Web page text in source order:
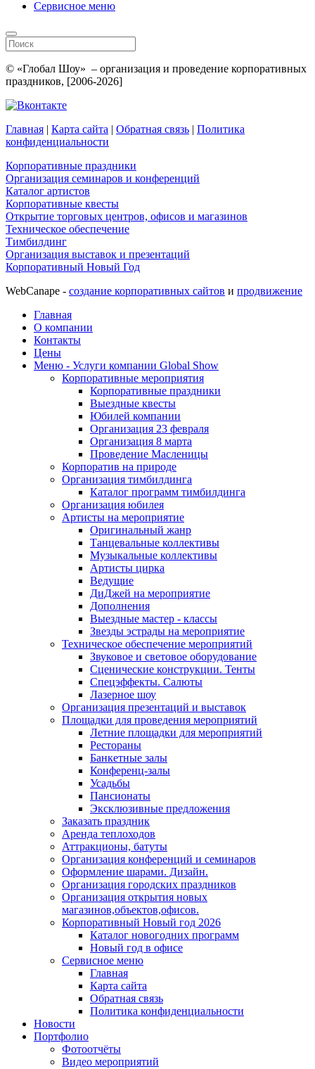
Сервисное меню
© «Глобал Шоу» – организация и проведение корпоративных
праздников, [2006-2026]
Главная | Карта сайта | Обратная связь | Политика
конфиденциальности
Корпоративные праздники
Организация семинаров и конференций
Каталог артистов
Корпоративные квесты
Открытие торговых центров, офисов и магазинов
Техническое обеспечение
Тимбилдинг
Организация выставок и презентаций
Корпоративный Новый Год
WebCanape - создание корпоративных сайтов и продвижение
Главная
О компании
Контакты
Цены
Меню - Услуги компании Global Show
Корпоративные мероприятия
Корпоративные праздники
Выездные квесты
Юбилей компании
Организация 23 февраля
Организация 8 марта
Проведение Масленицы
Корпоратив на природе
Организация тимбилдинга
Каталог программ тимбилдинга
Организация юбилея
Артисты на мероприятие
Оригинальный жанр
Танцевальные коллективы
Музыкальные коллективы
Артисты цирка
Ведущие
ДиДжей на мероприятие
Дополнения
Выездные мастер - классы
Звезды эстрады на мероприятие
Техническое обеспечение мероприятий
Звуковое и световое оборудование
Сценические конструкции. Тенты
Спецэффекты. Салюты
Лазерное шоу
Организация презентаций и выставок
Площадки для проведения мероприятий
Летние площадки для мероприятий
Рестораны
Банкетные залы
Конференц-залы
Усадьбы
Пансионаты
Эксклюзивные предложения
Заказать праздник
Аренда теплоходов
Аттракционы, батуты
Организация конференций и семинаров
Оформление шарами. Дизайн.
Организация городских праздников
Организация открытия новых
магазинов,объектов,офисов.
Корпоративный Новый год 2026
Каталог новогодних программ
Новый год в офисе
Сервисное меню
Главная
Карта сайта
Обратная связь
Политика конфиденциальности
Новости
Портфолио
Фотоотчёты
Видео мероприятий